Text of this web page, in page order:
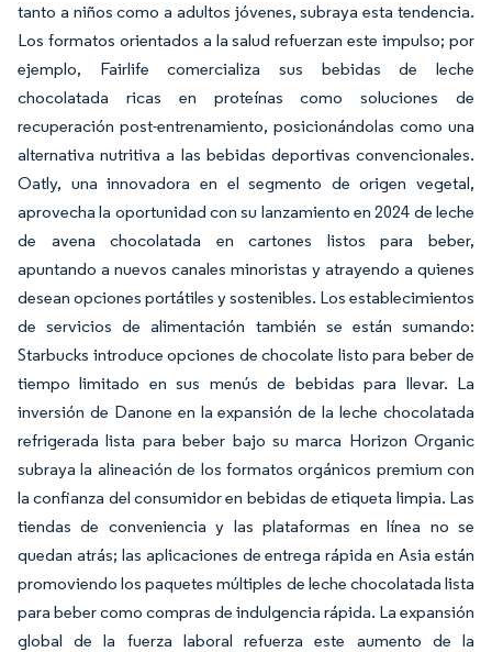
tanto a niños como a adultos jóvenes, subraya esta tendencia.
Los formatos orientados a la salud refuerzan este impulso; por
ejemplo, Fairlife comercializa sus bebidas de leche
chocolatada ricas en proteínas como soluciones de
recuperación post-entrenamiento, posicionándolas como una
alternativa nutritiva a las bebidas deportivas convencionales.
Oatly, una innovadora en el segmento de origen vegetal,
aprovecha la oportunidad con su lanzamiento en 2024 de leche
de avena chocolatada en cartones listos para beber,
apuntando a nuevos canales minoristas y atrayendo a quienes
desean opciones portátiles y sostenibles. Los establecimientos
de servicios de alimentación también se están sumando:
Starbucks introduce opciones de chocolate listo para beber de
tiempo limitado en sus menús de bebidas para llevar. La
inversión de Danone en la expansión de la leche chocolatada
refrigerada lista para beber bajo su marca Horizon Organic
subraya la alineación de los formatos orgánicos premium con
la confianza del consumidor en bebidas de etiqueta limpia. Las
tiendas de conveniencia y las plataformas en línea no se
quedan atrás; las aplicaciones de entrega rápida en Asia están
promoviendo los paquetes múltiples de leche chocolatada lista
para beber como compras de indulgencia rápida. La expansión
global de la fuerza laboral refuerza este aumento de la